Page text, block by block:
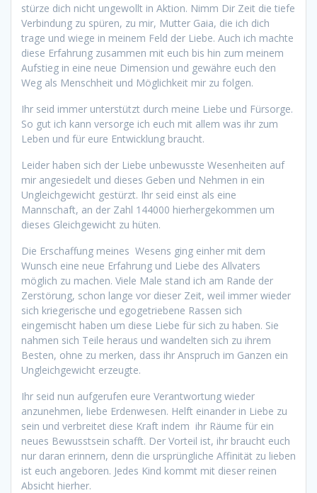
stürze dich nicht ungewollt in Aktion. Nimm Dir Zeit die tiefe
Verbindung zu spüren, zu mir, Mutter Gaia, die ich dich
trage und wiege in meinem Feld der Liebe. Auch ich machte
diese Erfahrung zusammen mit euch bis hin zum meinem
Aufstieg in eine neue Dimension und gewähre euch den
Weg als Menschheit und Möglichkeit mir zu folgen.
Ihr seid immer unterstützt durch meine Liebe und Fürsorge.
So gut ich kann versorge ich euch mit allem was ihr zum
Leben und für eure Entwicklung braucht.
Leider haben sich der Liebe unbewusste Wesenheiten auf
mir angesiedelt und dieses Geben und Nehmen in ein
Ungleichgewicht gestürzt. Ihr seid einst als eine
Mannschaft, an der Zahl 144000 hierhergekommen um
dieses Gleichgewicht zu hüten.
Die Erschaffung meines Wesens ging einher mit dem
Wunsch eine neue Erfahrung und Liebe des Allvaters
möglich zu machen. Viele Male stand ich am Rande der
Zerstörung, schon lange vor dieser Zeit, weil immer wieder
sich kriegerische und egogetriebene Rassen sich
eingemischt haben um diese Liebe für sich zu haben. Sie
nahmen sich Teile heraus und wandelten sich zu ihrem
Besten, ohne zu merken, dass ihr Anspruch im Ganzen ein
Ungleichgewicht erzeugte.
Ihr seid nun aufgerufen eure Verantwortung wieder
anzunehmen, liebe Erdenwesen. Helft einander in Liebe zu
sein und verbreitet diese Kraft indem ihr Räume für ein
neues Bewusstsein schafft. Der Vorteil ist, ihr braucht euch
nur daran erinnern, denn die ursprüngliche Affinität zu lieben
ist euch angeboren. Jedes Kind kommt mit dieser reinen
Absicht hierher.